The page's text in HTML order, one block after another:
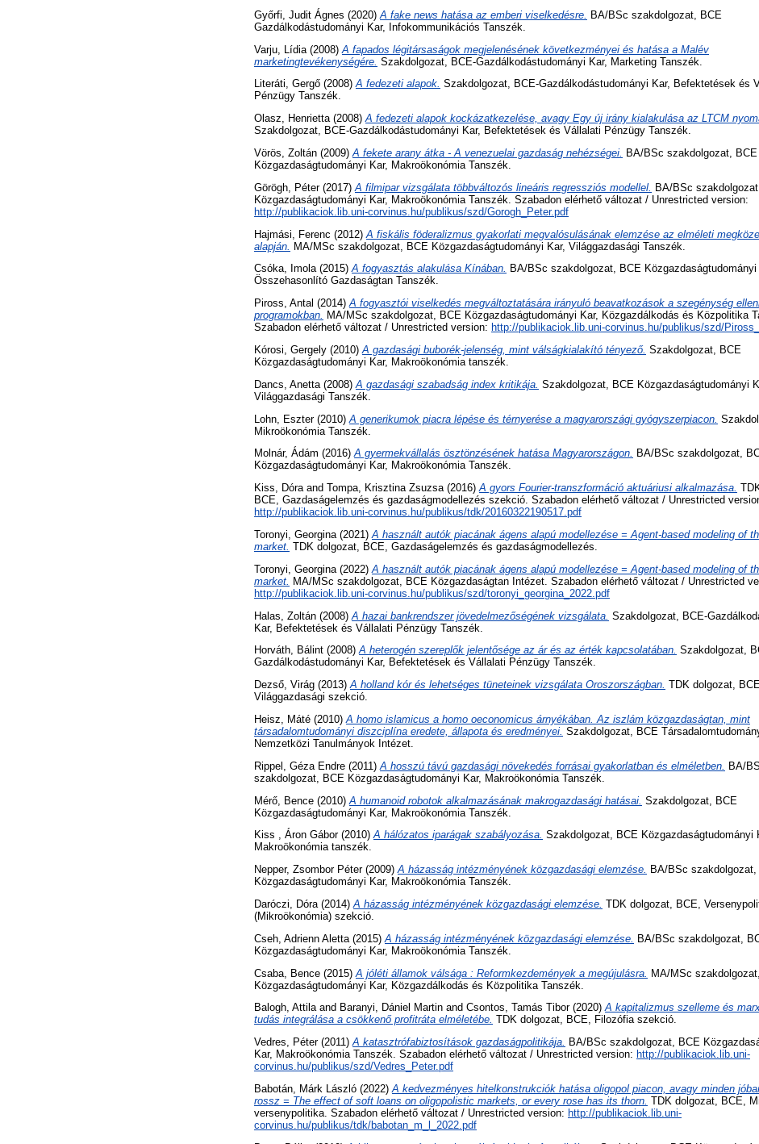
Győrfi, Judit Ágnes (2020) A fake news hatása az emberi viselkedésre.
BA/BSc szakdolgozat, BCE
Gazdálkodástudományi Kar, Infokommunikációs Tanszék.
Varju, Lídia (2008) A fapados légitársaságok megjelenésének következményei és hatása a Malév
marketingtevékenységére. Szakdolgozat, BCE-Gazdálkodástudományi Kar, Marketing Tanszék.
Literáti, Gergő (2008)A fedezeti alapok. Szakdolgozat, BCE-Gazdálkodástudományi Kar, Befektetések és
Pénzügy Tanszék.
Olasz, Henrietta(2008)A fedezeti alapok kockázatkezelése, avagy Egy új irány kialakulása az LTCM
Szakdolgozat, BCE-Gazdálkodástudományi Kar, Befektetések és Vállalati Pénzügy Tanszék.
Vörös, Zoltán (2009)A fekete arany átka - A venezuelai gazdaság nehézségei. BA/BSc szakdolgozat, BCE
Közgazdaságtudományi Kar, Makroökonómia Tanszék.
Görögh, Péter(2017) A filmipar vizsgálata többváltozós lineáris regressziós modellel.
BA/BSc
Közgazdaságtudományi Kar, Makroökonómia Tanszék. Szabadon elérhető változat / Unrestricted version:
http://publikaciok.lib.uni-corvinus.hu/publikus/szd/Gorogh_Peter.pdf
Hajmási, Ferenc (2012) A fiskális föderalizmus gyakorlati megvalósulásának elemzése az elméleti
alapján. MA/MSc szakdolgozat, BCE Közgazdaságtudományi Kar, Világgazdasági Tanszék.
Csóka, Imola(2015)A fogyasztás alakulása Kínában. BA/BSc szakdolgozat, BCE Közgazdaságtudományi
Összehasonlító Gazdaságtan Tanszék.
Piross, Antal (2014)A fogyasztói viselkedés megváltoztatására irányuló beavatkozások a szegénység
programokban. MA/MSc szakdolgozat, BCE Közgazdaságtudományi Kar, Közgazdálkodás és Közpolitika
Szabadon elérhető változat / Unrestricted version: http://publikaciok.lib.uni-corvinus.hu/publikus/szd/
Kórosi, Gergely (2010)A gazdasági buborék-jelenség, mint válságkialakító tényező. Szakdolgozat, BCE
Közgazdaságtudományi Kar, Makroökonómia tanszék.
Dancs, Anetta (2008) A gazdasági szabadság index kritikája. Szakdolgozat, BCE Közgazdaságtudományi
Világgazdasági Tanszék.
Lohn, Eszter(2010) A generikumok piacra lépése és térnyerése a magyarországi gyógyszerpiacon.
Mikroökonómia Tanszék.
Molnár, Ádám (2016)A gyermekvállalás ösztönzésének hatása Magyarországon. BA/BSc szakdolgozat,
Közgazdaságtudományi Kar, Makroökonómia Tanszék.
Kiss, Dóraand Tompa, Krisztina Zsuzsa(2016)A gyors Fourier-transzformáció aktuáriusi alkalmazása.
BCE, Gazdaságelemzés és gazdaságmodellezés szekció. Szabadon elérhető változat / Unrestricted
http://publikaciok.lib.uni-corvinus.hu/publikus/tdk/20160322190517.pdf
Toronyi, Georgina(2021)A használt autók piacának ágens alapú modellezése = Agent-based modeling of
market. TDK dolgozat, BCE, Gazdaságelemzés és gazdaságmodellezés.
Toronyi, Georgina (2022) A használt autók piacának ágens alapú modellezése = Agent-based modeling of
market.
MA/MSc szakdolgozat, BCE Közgazdaságtan Intézet. Szabadon elérhető változat / Unrestricted
http://publikaciok.lib.uni-corvinus.hu/publikus/szd/toronyi_georgina_2022.pdf
Halas, Zoltán (2008) A hazai bankrendszer jövedelmezőségének vizsgálata. Szakdolgozat, BCE-
Kar, Befektetések és Vállalati Pénzügy Tanszék.
Horváth, Bálint (2008)A heterogén szereplők jelentősége az ár és az érték kapcsolatában. Szakdolgozat,
Gazdálkodástudományi Kar, Befektetések és Vállalati Pénzügy Tanszék.
Dezső, Virág (2013)A holland kór és lehetséges tüneteinek vizsgálata Oroszországban. TDK dolgozat,
Világgazdasági szekció.
Heisz, Máté (2010)A homo islamicus a homo oeconomicus árnyékában. Az iszlám közgazdaságtan, mint
társadalomtudományi diszciplína eredete, állapota és eredményei. Szakdolgozat, BCE
Nemzetközi Tanulmányok Intézet.
Rippel, Géza Endre (2011) A hosszú távú gazdasági növekedés forrásai gyakorlatban és elméletben.
BA/
szakdolgozat, BCE Közgazdaságtudományi Kar, Makroökonómia Tanszék.
Mérő, Bence (2010) A humanoid robotok alkalmazásának makrogazdasági hatásai. Szakdolgozat, BCE
Közgazdaságtudományi Kar, Makroökonómia Tanszék.
Kiss , Áron Gábor(2010)A hálózatos iparágak szabályozása. Szakdolgozat, BCE Közgazdaságtudományi
Makroökonómia tanszék.
Nepper, Zsombor Péter(2009)A házasság intézményének közgazdasági elemzése. BA/BSc szakdolgozat,
Közgazdaságtudományi Kar, Makroökonómia Tanszék.
Daróczi, Dóra(2014)A házasság intézményének közgazdasági elemzése. TDK dolgozat, BCE,
(Mikroökonómia) szekció.
Cseh, Adrienn Aletta (2015) A házasság intézményének közgazdasági elemzése.
BA/BSc szakdolgozat,
Közgazdaságtudományi Kar, Makroökonómia Tanszék.
Csaba, Bence (2015) A jóléti államok válsága : Reformkezdemények a megújulásra. MA/MSc
Közgazdaságtudományi Kar, Közgazdálkodás és Közpolitika Tanszék.
Balogh, Attilaand Baranyi, Dániel Martin and Csontos, Tamás Tibor(2020)A kapitalizmus szelleme és
tudás integrálása a csökkenő profitráta elméletébe. TDK dolgozat, BCE, Filozófia szekció.
Vedres, Péter(2011)A katasztrófabiztosítások gazdaságpolitikája. BA/BSc szakdolgozat, BCE
Kar, Makroökonómia Tanszék. Szabadon elérhető változat / Unrestricted version: http://publikaciok.lib.uni-
corvinus.hu/publikus/szd/Vedres_Peter.pdf
Babotán, Márk László (2022) A kedvezményes hitelkonstrukciók hatása oligopol piacon, avagy minden
rossz = The effect of soft loans on oligopolistic markets, or every rose has its thorn. TDK dolgozat, BCE,
versenypolitika. Szabadon elérhető változat / Unrestricted version: http://publikaciok.lib.uni-
corvinus.hu/publikus/tdk/babotan_m_l_2022.pdf